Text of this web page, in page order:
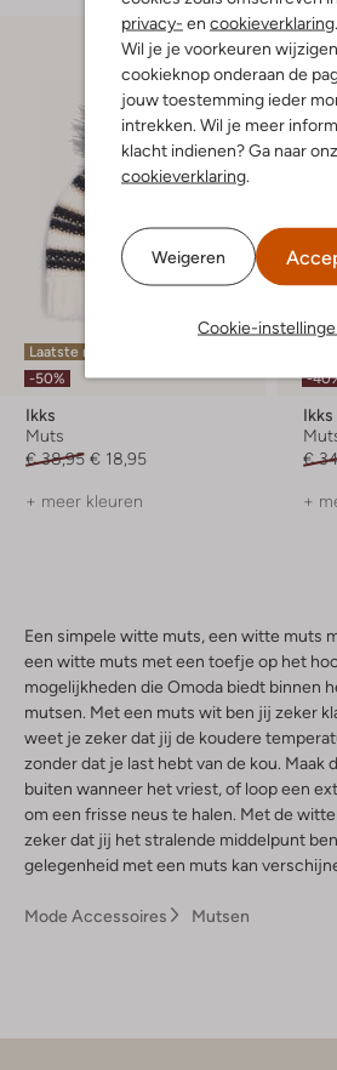
privacy- en cookieverklaring.
Wil je je voorkeuren
cookieknop onderaan de
jouw toestemming ieder
intrekken. Wil je meer
klacht indienen? Ga naar
cookieverklaring.
Weigeren
Cookie-
Laatste maten
-50%
Ikks
Muts
€ 38,95 € 18,95
+ meer kleuren
-
Ikks
€
+
Een simpele witte muts, een witte muts
een witte muts met een toefje op het
mogelijkheden die Omoda biedt binnen
mutsen. Met een muts wit ben jij zeker
weet je zeker dat jij de koudere
zonder dat je last hebt van de kou. Maak
buiten wanneer het vriest, of loop een
om een frisse neus te halen. Met de
zeker dat jij het stralende middelpunt
gelegenheid met een muts kan
Mode Accessoires
Mutsen